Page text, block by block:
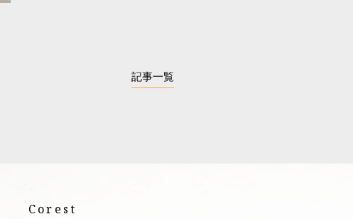
記事一覧
Corest